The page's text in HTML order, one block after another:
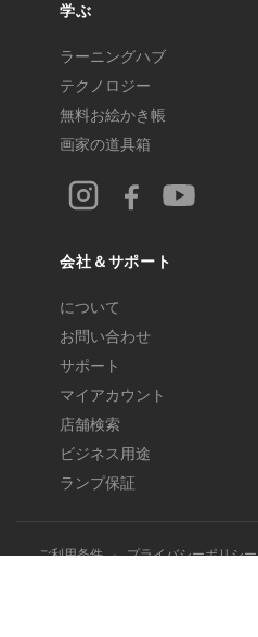
学ぶ
ラーニングハブ
テクノロジー
無料お絵かき帳
画家の道具箱
会社＆サポート
について
お問い合わせ
サポート
マイアカウント
店舗検索
ビジネス用途
ランプ保証
ご利用条件 - プライバシーポリシー